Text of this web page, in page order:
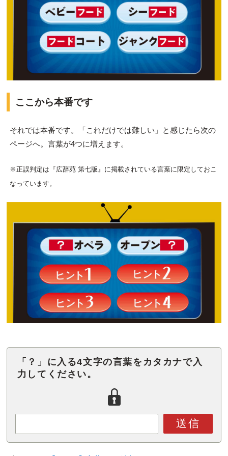
ここから本番です
それでは本番です。「これだけでは難しい」と感じたら次の
ページへ。言葉が4つに増えます。
※正誤判定は『広辞苑 第七版』に掲載されている言葉に限定しておこ
なっています。
「？」に入る4文字の言葉をカタカナで入
力してください。
送信